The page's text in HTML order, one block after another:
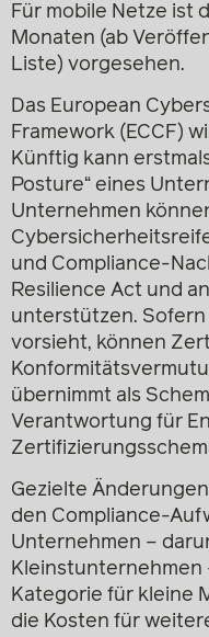
Für mobile Netze ist
Monaten (ab
Liste) vorgesehen.
Das European
Framework (ECCF)
Künftig kann
Posture“ eines
Unternehmen
und Compliance-
Resilience Act und
unterstützen. Sofern
vorsieht, können
übernimmt als
Verantwortung für
Gezielte
den Compliance-
Unternehmen –
Kleinstunternehmen
Kategorie für kleine
die Kosten für